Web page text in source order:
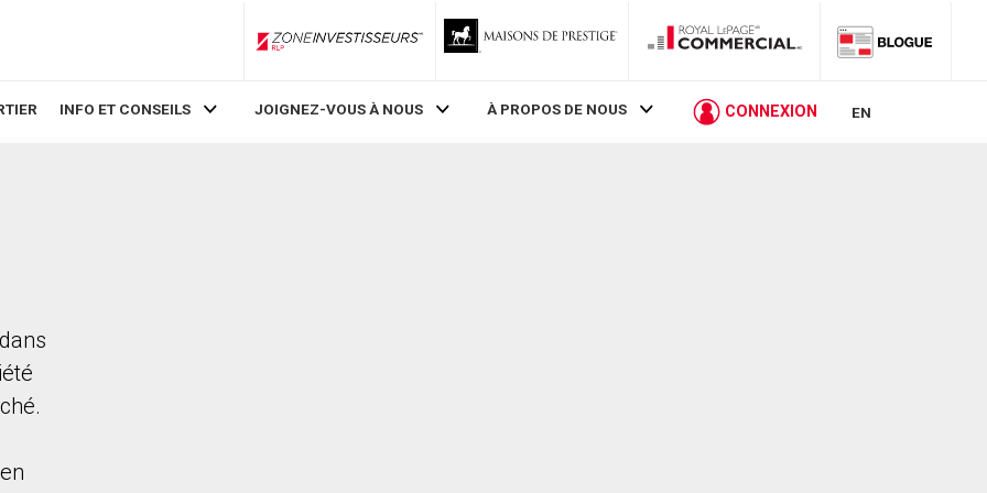
ZoneInvestisseurs RLP
INFO ET CONSEILS JOIGNEZ-VOUS À NOUS À PROPOS DE NOUS CONNEXION EN